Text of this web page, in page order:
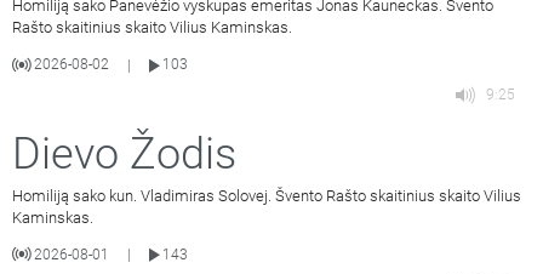
Homiliją sako Panevėžio vyskupas emeritas Jonas Kauneckas. Švento
Rašto skaitinius skaito Vilius Kaminskas.
2026-08-02
103
9:25
Dievo Žodis
Homiliją sako kun. Vladimiras Solovej. Švento Rašto skaitinius skaito Vilius
Kaminskas.
2026-08-01
143